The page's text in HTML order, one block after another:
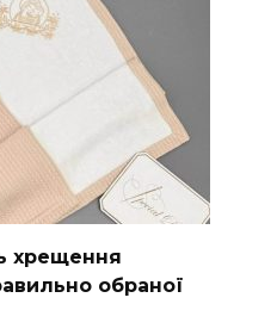
хрещення
обраної